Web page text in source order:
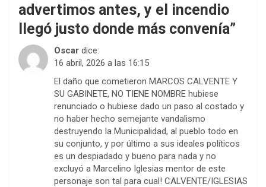
advertimos antes, y el incendio
llegó justo donde más convenía”
Oscar dice:
16 abril, 2026 a las 16:15
El daño que cometieron MARCOS CALVENTE Y
SU GABINETE, NO TIENE NOMBRE hubiese
renunciado o hubiese dado un paso al costado y
no haber hecho semejante vandalismo
destruyendo la Municipalidad, al pueblo todo en
su conjunto, y por último a sus ideales políticos
es un despiadado y bueno para nada y no
excluyó a Marcelino Iglesias mentor de este
personaje son tal para cual! CALVENTE/IGLESIAS